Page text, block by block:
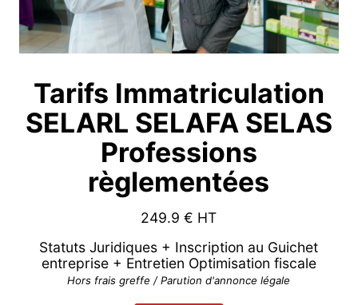
Tarifs Immatriculation
SELARL SELAFA SELAS
Professions
règlementées
249.9 € HT
Statuts Juridiques + Inscription au Guichet
entreprise + Entretien Optimisation fiscale
Hors frais greffe / Parution d'annonce légale